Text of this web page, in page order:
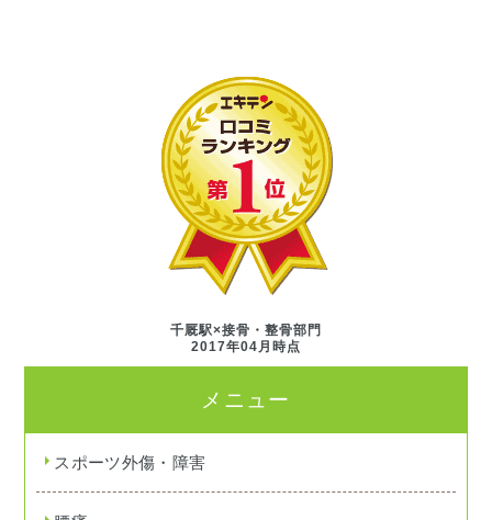
千厩駅×接骨・整骨部門
2017年04月時点
メニュー
スポーツ外傷・障害